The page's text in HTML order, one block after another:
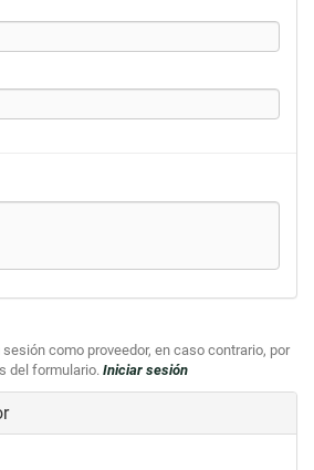
como proveedor, en caso contrario, por
del formulario. Iniciar sesión